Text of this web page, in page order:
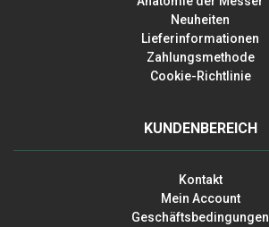
Neuheiten
Lieferinformationen
Zahlungsmethode
Cookie-Richtlinie
KUNDENBEREICH
Kontakt
Mein Account
Geschäftsbedingungen